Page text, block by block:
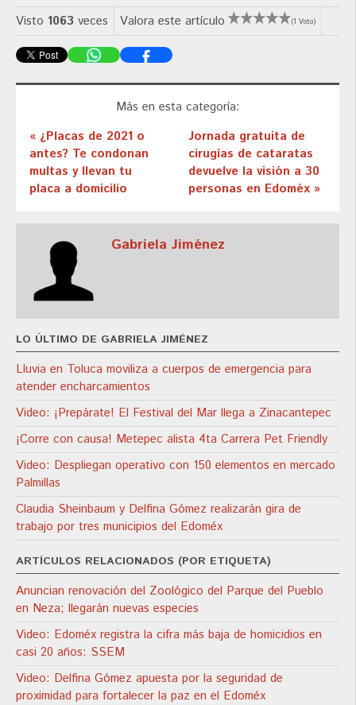
Visto 1063 veces Valora este artículo (1 Voto)
Más en esta categoría:
« ¿Placas de 2021 o
antes? Te condonan
multas y llevan tu
placa a domicilio
Jornada gratuita de
cirugías de cataratas
devuelve la visión a 30
personas en Edoméx »
Gabriela Jiménez
LO ÚLTIMO DE GABRIELA JIMÉNEZ
Lluvia en Toluca moviliza a cuerpos de emergencia para
atender encharcamientos
Video: ¡Prepárate! El Festival del Mar llega a Zinacantepec
¡Corre con causa! Metepec alista 4ta Carrera Pet Friendly
Video: Despliegan operativo con 150 elementos en mercado
Palmillas
Claudia Sheinbaum y Delfina Gómez realizarán gira de
trabajo por tres municipios del Edoméx
ARTÍCULOS RELACIONADOS (POR ETIQUETA)
Anuncian renovación del Zoológico del Parque del Pueblo
en Neza; llegarán nuevas especies
Video: Edoméx registra la cifra más baja de homicidios en
casi 20 años: SSEM
Video: Delfina Gómez apuesta por la seguridad de
proximidad para fortalecer la paz en el Edoméx